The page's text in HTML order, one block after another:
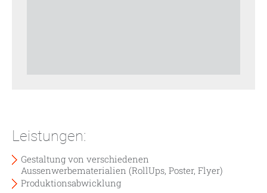
Leistungen:
Gestaltung von verschiedenen
Aussenwerbematerialien (RollUps, Poster, Flyer)
Produktionsabwicklung